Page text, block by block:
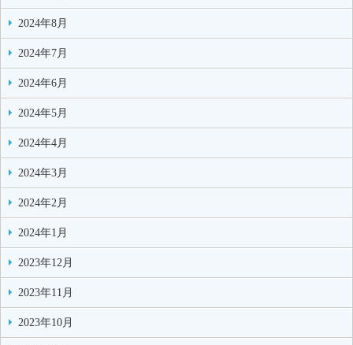
2024年8月
2024年7月
2024年6月
2024年5月
2024年4月
2024年3月
2024年2月
2024年1月
2023年12月
2023年11月
2023年10月